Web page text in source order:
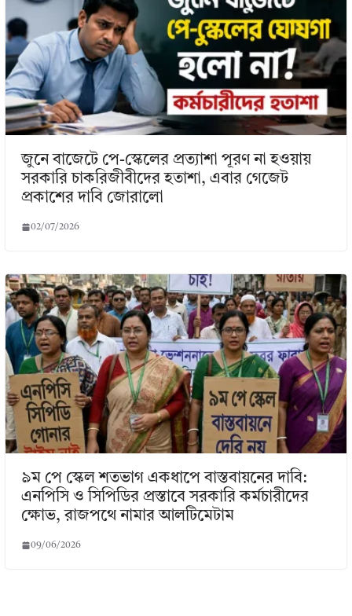
জুনে বাজেটে পে-স্কেলের প্রত্যাশা পূরণ না হওয়ায়
সরকারি চাকরিজীবীদের হতাশা, এবার গেজেট
প্রকাশের দাবি জোরালো
02/07/2026
৯ম পে স্কেল শতভাগ একধাপে বাস্তবায়নের দাবি:
এনপিসি ও সিপিডির প্রস্তাবে সরকারি কর্মচারীদের
ক্ষোভ, রাজপথে নামার আলটিমেটাম
09/06/2026